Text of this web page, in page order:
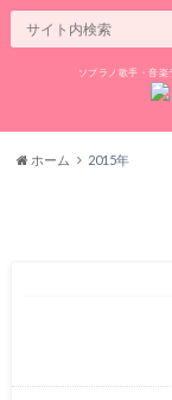
ソプラノ歌手・音
ホーム 2015年